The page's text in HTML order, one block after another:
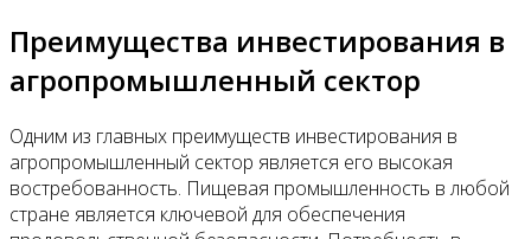
Преимущества инвестирования в
агропромышленный сектор
Одним из главных преимуществ инвестирования в
агропромышленный сектор является его высокая
востребованность. Пищевая промышленность в любой
стране является ключевой для обеспечения